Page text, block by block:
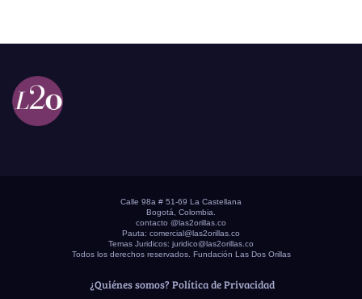
Calle 98a # 51-69 La Castellana
Bogotá, Colombia.
contacto @las2orillas.co
Pauta: comercial@las2orillas.co
Temas Juridicos: juridico@las2orillas.co
Todos los derechos reservados. Fundación Las Dos Orillas
¿Quiénes somos? Política de Privacidad